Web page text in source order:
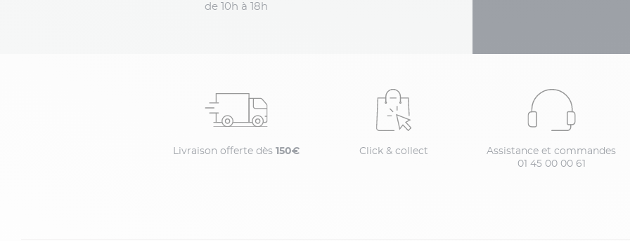
de 10h à 18h
Livraison offerte dès 150€ Click & collect
Assistance et commandes
01 45 00 00 61